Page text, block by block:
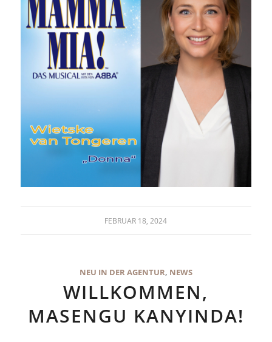
FEBRUAR 18, 2024
NEU IN DER AGENTUR, NEWS
WILLKOMMEN,
MASENGU KANYINDA!